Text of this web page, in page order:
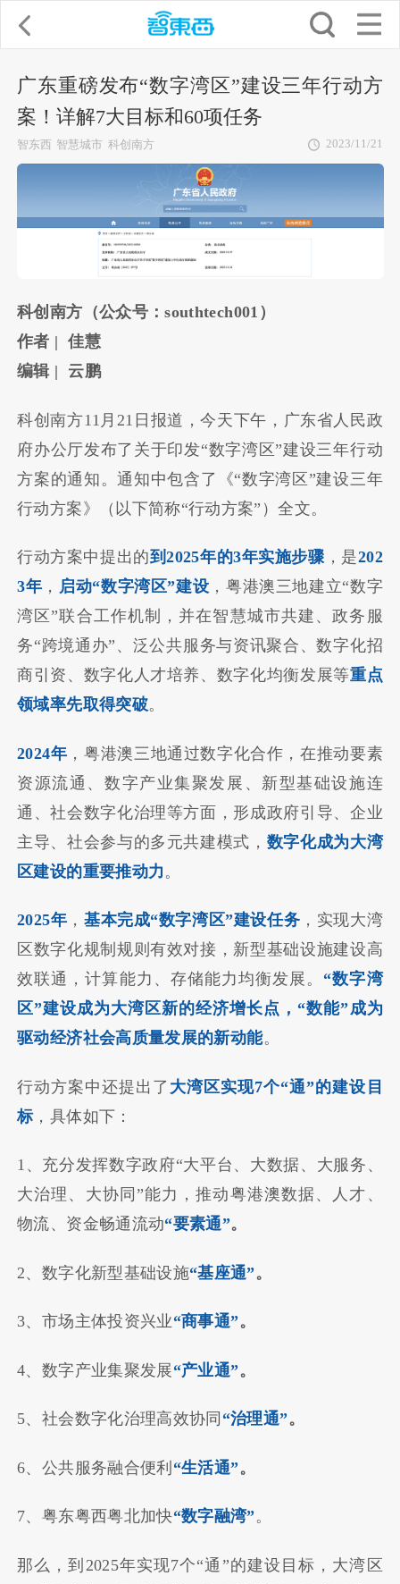
广东重磅发布“数字湾区”建设三年行动方
案！详解7大目标和60项任务
智东西 智慧城市 科创南方 2023/11/21
科创南方（公众号：southtech001）
作者 | 佳慧
编辑 | 云鹏
科创南方11月21日报道，今天下午，广东省人民政
府办公厅发布了关于印发“数字湾区”建设三年行动
方案的通知。通知中包含了《“数字湾区”建设三年
行动方案》（以下简称“行动方案”）全文。
行动方案中提出的到2025年的3年实施步骤，是202
3年 ， 启动“数字湾区”建设 ，粤港澳三地建立“数字
湾区”联合工作机制，并在智慧城市共建、政务服
务“跨境通办”、泛公共服务与资讯聚合、数字化招
商引资、数字化人才培养、数字化均衡发展等重点
领域率先取得突破。
2024年 ，粤港澳三地通过数字化合作，在推动要素
资源流通、数字产业集聚发展、新型基础设施连
通、社会数字化治理等方面，形成政府引导、企业
主导、社会参与的多元共建模式， 数字化成为大湾
区建设的重要推动力 。
2025年 ， 基本完成“数字湾区”建设任务 ，实现大湾
区数字化规制规则有效对接，新型基础设施建设高
效联通，计算能力、存储能力均衡发展。 “数字湾
区”建设成为大湾区新的经济增长点，“数能”成为
驱动经济社会高质量发展的新动能。
行动方案中还提出了 大湾区实现7个“通”的建设目
标，具体如下：
1、充分发挥数字政府“大平台、大数据、大服务、
大治理、大协同”能力，推动粤港澳数据、人才、
物流、资金畅通流动“要素通”。
2、数字化新型基础设施“基座通”。
3、市场主体投资兴业“商事通”。
4、数字产业集聚发展“产业通”。
5、社会数字化治理高效协同 “治理通”。
6、公共服务融合便利 “生活通”。
7、粤东粤西粤北加快“数字融湾”。
那么，到2025年实现7个“通”的建设目标，大湾区